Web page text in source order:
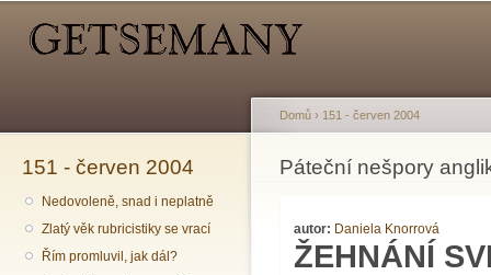
151 - červen 2004
Nedovoleně, snad i neplatně
Zlatý věk rubricistiky se vrací
Řím promluvil, jak dál?
Jste zde
Domů › 151 - červen 2004
Páteční nešpory
autor: Daniela Knorrová
ŽEHNÁNÍ